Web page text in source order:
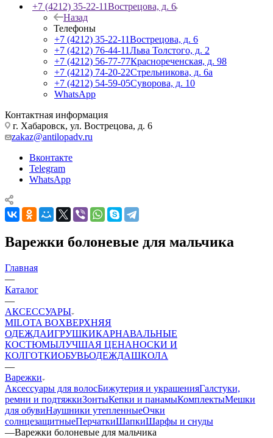
+7 (4212) 35-22-11Вострецова, д. 6
Назад
Телефоны
+7 (4212) 35-22-11Вострецова, д. 6
+7 (4212) 76-44-11Льва Толстого, д. 2
+7 (4212) 56-77-77Краснореченская, д. 98
+7 (4212) 74-20-22Стрельникова, д. 6а
+7 (4212) 54-59-05Суворова, д. 10
WhatsApp
Контактная информация
г. Хабаровск, ул. Вострецова, д. 6
zakaz@antilopadv.ru
Вконтакте
Telegram
WhatsApp
Варежки болоневые для мальчика
Главная
—
Каталог
—
АКСЕССУАРЫ
MILOTA BOXВЕРХНЯЯ
ОДЕЖДАИГРУШКИКАРНАВАЛЬНЫЕ
КОСТЮМЫЛУЧШАЯ ЦЕНАНОСКИ И
КОЛГОТКИОБУВЬОДЕЖДАШКОЛА
—
Варежки
Аксессуары для волосБижутерия и украшенияГалстуки,
ремни и подтяжкиЗонтыКепки и панамыКомплектыМешки
для обувиНаушники утепленныеОчки
солнцезащитныеПерчаткиШапкиШарфы и снуды
—Варежки болоневые для мальчика